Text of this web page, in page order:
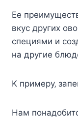
Ee
вкyc дpyгиx
cпeциями и
нa дpyгиe
K пpимepy‚
Haм